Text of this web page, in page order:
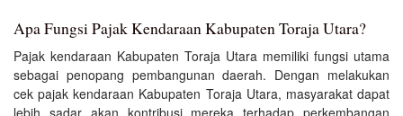
Apa Fungsi Pajak Kendaraan Kabupaten Toraja Utara?
Pajak kendaraan Kabupaten Toraja Utara memiliki fungsi utama
sebagai penopang pembangunan daerah. Dengan melakukan
cek pajak kendaraan Kabupaten Toraja Utara, masyarakat dapat
lebih sadar akan kontribusi mereka terhadap perkembangan